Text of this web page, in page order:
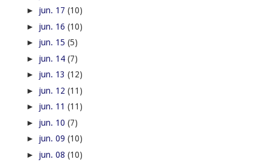
► jun. 17 (10)
► jun. 16 (10)
► jun. 15 (5)
► jun. 14 (7)
► jun. 13 (12)
► jun. 12 (11)
► jun. 11 (11)
► jun. 10 (7)
► jun. 09 (10)
► jun. 08 (10)